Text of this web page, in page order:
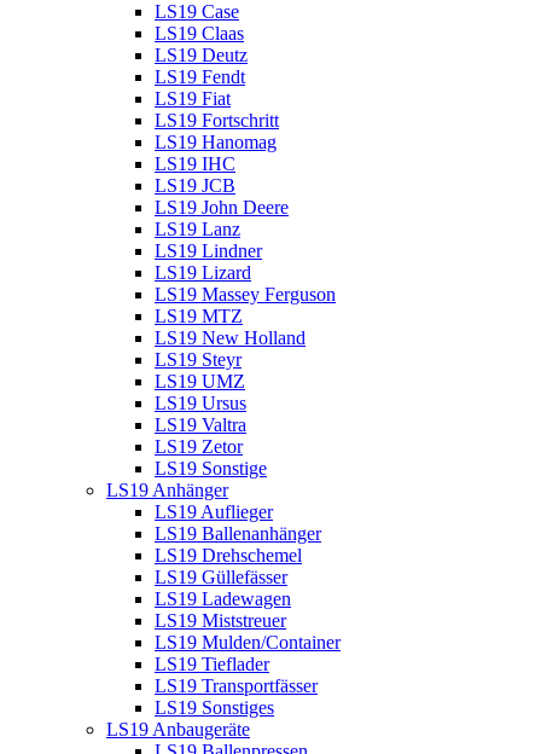
LS19 Case
LS19 Claas
LS19 Deutz
LS19 Fendt
LS19 Fiat
LS19 Fortschritt
LS19 Hanomag
LS19 IHC
LS19 JCB
LS19 John Deere
LS19 Lanz
LS19 Lindner
LS19 Lizard
LS19 Massey Ferguson
LS19 MTZ
LS19 New Holland
LS19 Steyr
LS19 UMZ
LS19 Ursus
LS19 Valtra
LS19 Zetor
LS19 Sonstige
LS19 Anhänger
LS19 Auflieger
LS19 Ballenanhänger
LS19 Drehschemel
LS19 Güllefässer
LS19 Ladewagen
LS19 Miststreuer
LS19 Mulden/Container
LS19 Tieflader
LS19 Transportfässer
LS19 Sonstiges
LS19 Anbaugeräte